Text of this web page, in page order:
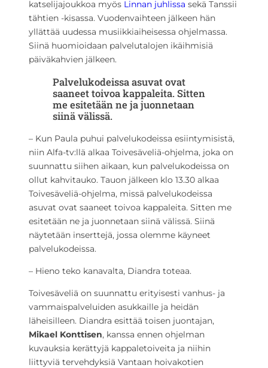
katselijajoukkoa myös Linnan juhlissa sekä Tanssii
tähtien -kisassa. Vuodenvaihteen jälkeen hän
yllättää uudessa musiikkiaiheisessa ohjelmassa.
Siinä huomioidaan palvelutalojen ikäihmisiä
päiväkahvien jälkeen.
Palvelukodeissa asuvat ovat
saaneet toivoa kappaleita. Sitten
me esitetään ne ja juonnetaan
siinä välissä.
– Kun Paula puhui palvelukodeissa esiintymisistä,
niin Alfa-tv:llä alkaa Toivesäveliä-ohjelma, joka on
suunnattu siihen aikaan, kun palvelukodeissa on
ollut kahvitauko. Tauon jälkeen klo 13.30 alkaa
Toivesäveliä-ohjelma, missä palvelukodeissa
asuvat ovat saaneet toivoa kappaleita. Sitten me
esitetään ne ja juonnetaan siinä välissä. Siinä
näytetään inserttejä, jossa olemme käyneet
palvelukodeissa.
– Hieno teko kanavalta, Diandra toteaa.
Toivesäveliä on suunnattu erityisesti vanhus- ja
vammaispalveluiden asukkaille ja heidän
läheisilleen. Diandra esittää toisen juontajan,
Mikael Konttisen, kanssa ennen ohjelman
kuvauksia kerättyjä kappaletoiveita ja niihin
liittyviä tervehdyksiä Vantaan hoivakotien